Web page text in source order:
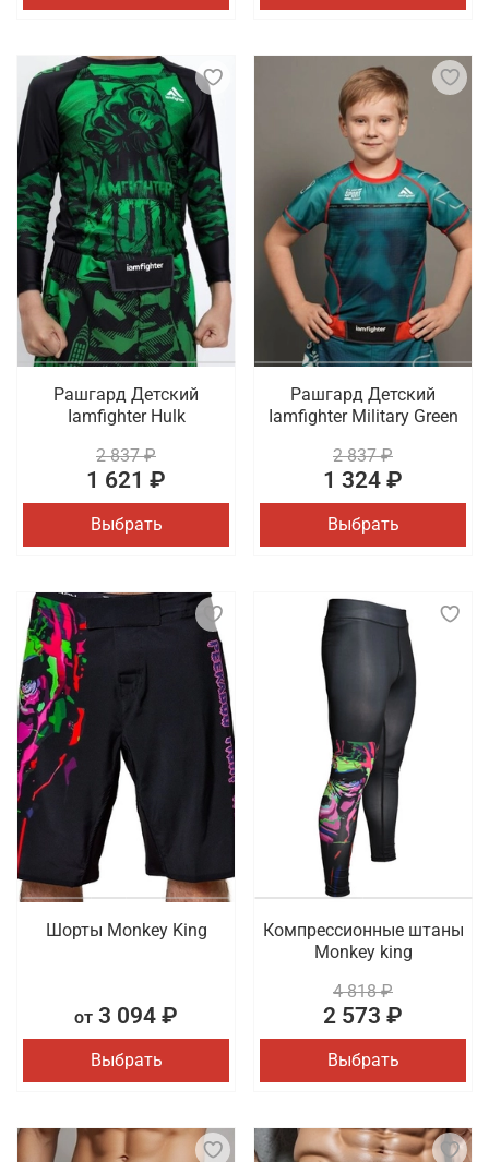
Рашгард Детский
Iamfighter Hulk
2 837 ₽
1 621 ₽
Выбрать
Рашгард Детский
Iamfighter Military Green
2 837 ₽
1 324 ₽
Выбрать
Шорты Monkey King
от 3 094 ₽
Выбрать
Компрессионные штаны
Monkey king
4 818 ₽
2 573 ₽
Выбрать